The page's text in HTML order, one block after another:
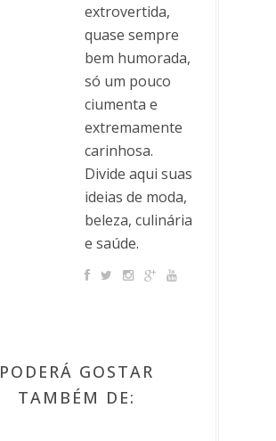
extrovertida,
quase sempre
bem humorada,
só um pouco
ciumenta e
extremamente
carinhosa.
Divide aqui suas
ideias de moda,
beleza, culinária
e saúde.
PODERÁ GOSTAR
TAMBÉM DE: